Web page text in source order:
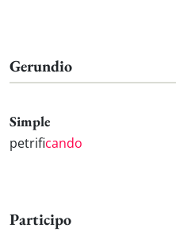
Gerundio
Simple
petrificando
Participo